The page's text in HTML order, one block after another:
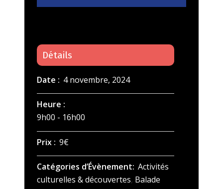
Détails
Date : 4 novembre, 2024
Heure :
9h00 - 16h00
Prix : 9€
Catégories d’Évènement: Activités
culturelles & découvertes, Balade